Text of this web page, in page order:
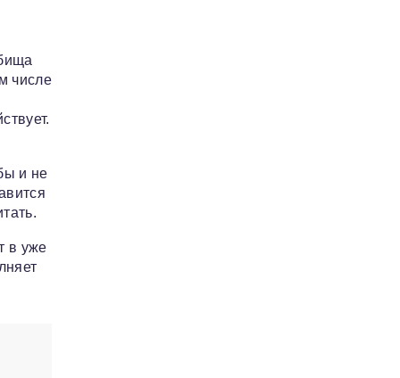
числе
и не
в уже